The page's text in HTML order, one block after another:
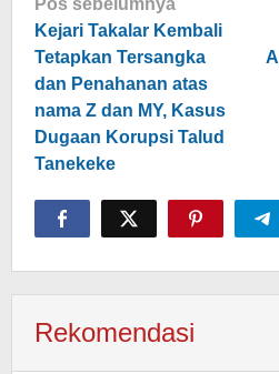
pos
Pos sebelumnya
Kejari Takalar Kembali
Tetapkan Tersangka
dan Penahanan atas
nama Z dan MY, Kasus
Dugaan Korupsi Talud
Tanekeke
Rekomendasi